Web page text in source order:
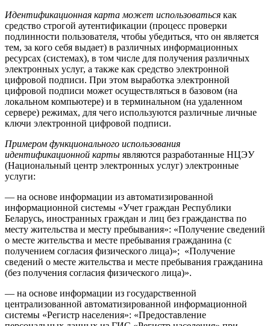
Идентификационная карта может использоваться как
средство строгой аутентификации (процесс проверки
подлинности пользователя, чтобы убедиться, что он является
тем, за кого себя выдает) в различных информационных
ресурсах (системах), в том числе для получения различных
электронных услуг, а также как средство электронной
цифровой подписи. При этом выработка электронной
цифровой подписи может осуществляться в базовом (на
локальном компьютере) и в терминальном (на удаленном
сервере) режимах, для чего используются различные личные
ключи электронной цифровой подписи.
Примером функционального использования
идентификационной карты являются разработанные НЦЭУ
(Национальный центр электронных услуг) электронные
услуги:
— на основе информации из автоматизированной
информационной системы «Учет граждан Республики
Беларусь, иностранных граждан и лиц без гражданства по
месту жительства и месту пребывания»: «Получение сведений
о месте жительства и месте пребывания гражданина (с
получением согласия физического лица)»; «Получение
сведений о месте жительства и месте пребывания гражданина
(без получения согласия физического лица)».
— на основе информации из государственной
централизованной автоматизированной информационной
системы «Регистр населения»: «Предоставление